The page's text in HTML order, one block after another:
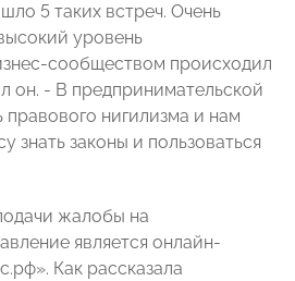
5 таких встреч. Очень
уровень
сообществом происходил
он. - В предпринимательской
нигилизма и нам
знать законы и пользоваться
жалобы на
является онлайн-
Как рассказала